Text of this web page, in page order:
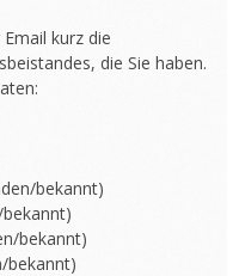
kurz die
die Sie haben.
bekannt)
bekannt)
bekannt)